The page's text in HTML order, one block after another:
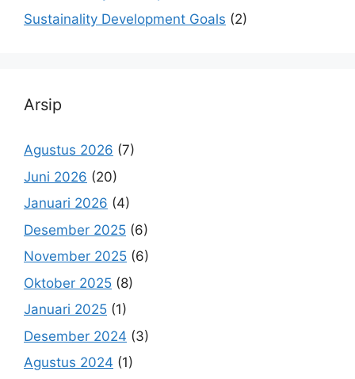
Sustainality Development Goals (2)
Arsip
Agustus 2026 (7)
Juni 2026 (20)
Januari 2026 (4)
Desember 2025 (6)
November 2025 (6)
Oktober 2025 (8)
Januari 2025 (1)
Desember 2024 (3)
Agustus 2024 (1)